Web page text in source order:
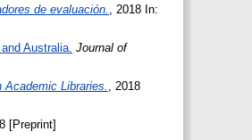
de evaluación. , 2018 In:
Australia. Journal of
Libraries.
, 2018
[Preprint]